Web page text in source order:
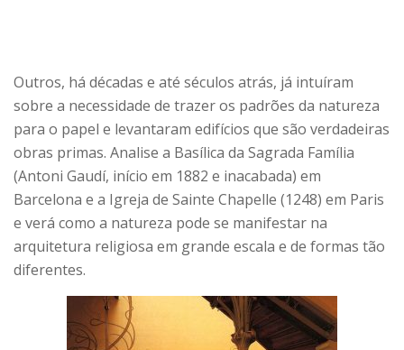
Outros, há décadas e até séculos atrás, já intuíram
sobre a necessidade de trazer os padrões da natureza
para o papel e levantaram edifícios que são verdadeiras
obras primas. Analise a Basílica da Sagrada Família
(Antoni Gaudí, início em 1882 e inacabada) em
Barcelona e a Igreja de Sainte Chapelle (1248) em Paris
e verá como a natureza pode se manifestar na
arquitetura religiosa em grande escala e de formas tão
diferentes.